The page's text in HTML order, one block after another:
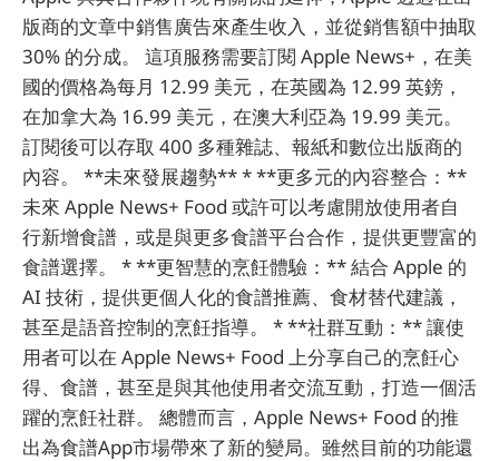
版商的文章中銷售廣告來產生收入，並從銷售額中抽取
30% 的分成。 這項服務需要訂閱 Apple News+，在美
國的價格為每月 12.99 美元，在英國為 12.99 英鎊，
在加拿大為 16.99 美元，在澳大利亞為 19.99 美元。
訂閱後可以存取 400 多種雜誌、報紙和數位出版商的
內容。 **未來發展趨勢** * **更多元的內容整合：**
未來 Apple News+ Food 或許可以考慮開放使用者自
行新增食譜，或是與更多食譜平台合作，提供更豐富的
食譜選擇。 * **更智慧的烹飪體驗：** 結合 Apple 的
AI 技術，提供更個人化的食譜推薦、食材替代建議，
甚至是語音控制的烹飪指導。 * **社群互動：** 讓使
用者可以在 Apple News+ Food 上分享自己的烹飪心
得、食譜，甚至是與其他使用者交流互動，打造一個活
躍的烹飪社群。 總體而言，Apple News+ Food 的推
出為食譜App市場帶來了新的變局。雖然目前的功能還